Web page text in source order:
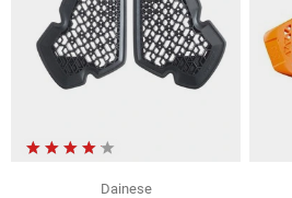
Dainese